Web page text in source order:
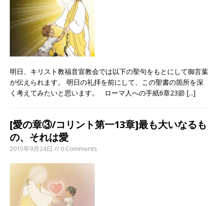
明日、キリスト教福音宣教会では以下の聖句をもとにして御言葉
が伝えられます。 明日の礼拝を前にして、この聖書の箇所を深
く考えてみたいと思います。 ローマ人への手紙6章23節 [...]
[愛の章③/コリント第一13章]最も大いなるも
の、それは愛
2015年9月24日 // 0 Comments